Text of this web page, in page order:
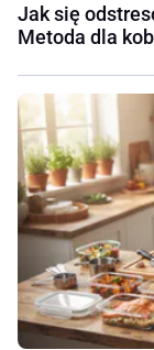
Jak się
Metoda dla